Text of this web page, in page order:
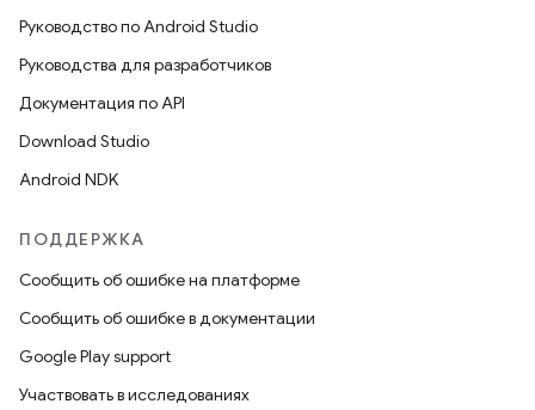
Руководство по Android Studio
Руководства для разработчиков
Документация по API
Download Studio
Android NDK
ПОДДЕРЖКА
Сообщить об ошибке на платформе
Сообщить об ошибке в документации
Google Play support
Участвовать в исследованиях